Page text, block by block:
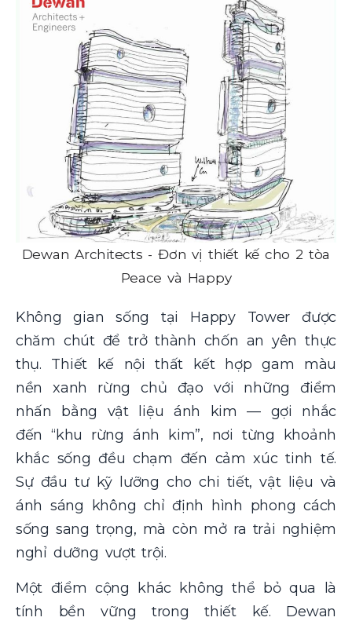
Dewan Architects - Đơn vị thiết kế cho 2 tòa
Peace và Happy
Không gian sống tại Happy Tower được
chăm chút để trở thành chốn an yên thực
thụ. Thiết kế nội thất kết hợp gam màu
nền xanh rừng chủ đạo với những điểm
nhấn bằng vật liệu ánh kim — gợi nhắc
đến “khu rừng ánh kim”, nơi từng khoảnh
khắc sống đều chạm đến cảm xúc tinh tế.
Sự đầu tư kỹ lưỡng cho chi tiết, vật liệu và
ánh sáng không chỉ định hình phong cách
sống sang trọng, mà còn mở ra trải nghiệm
nghỉ dưỡng vượt trội.
Một điểm cộng khác không thể bỏ qua là
tính bền vững trong thiết kế. Dewan